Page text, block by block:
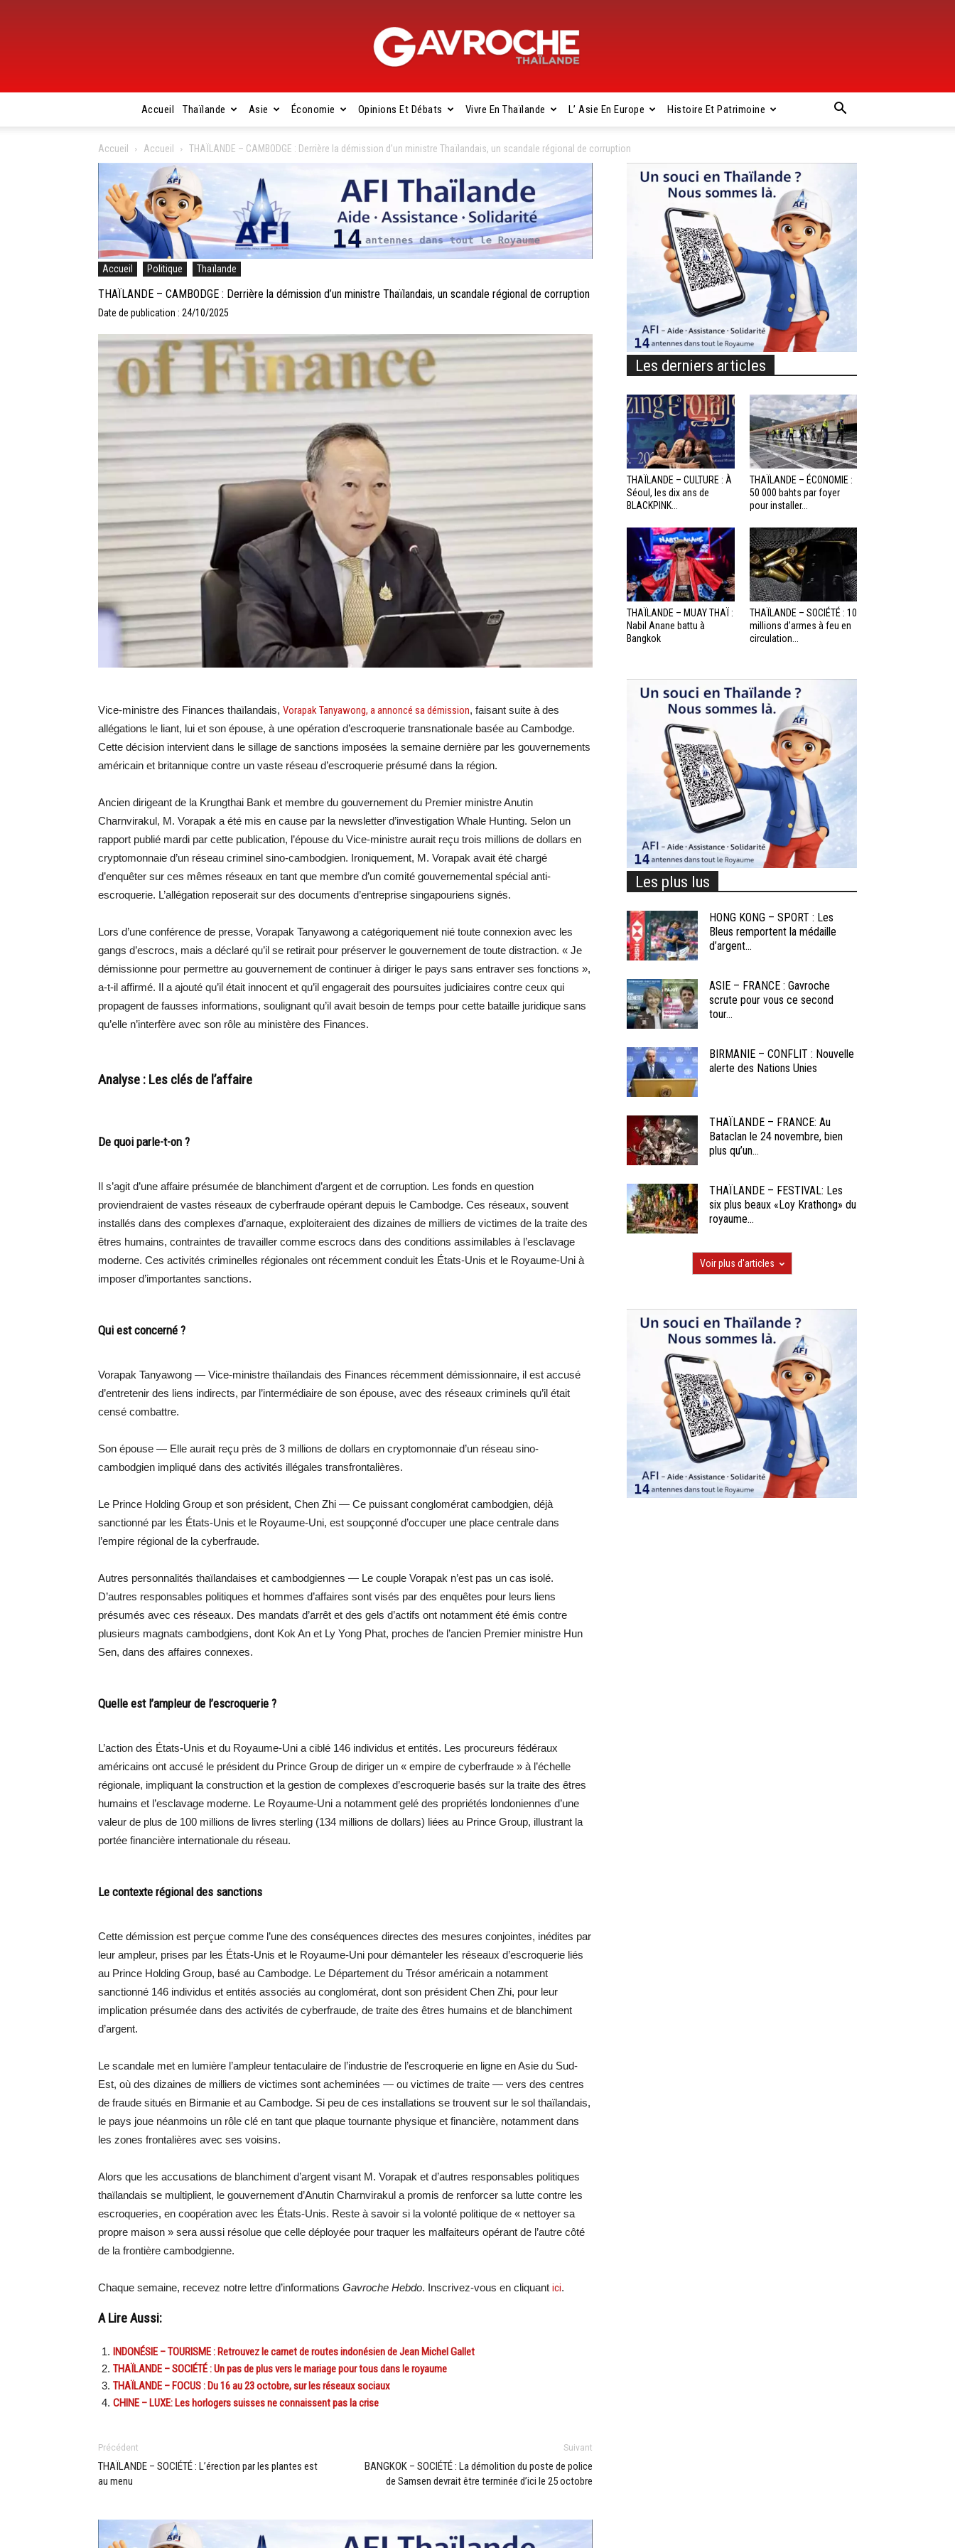
Gavroche
Thaïlande
Accueil Thaïlande Asie Économie Opinions Et Débats Vivre En Thaïlande L’ Asie En Europe Histoire Et Patrimoine
Accueil Accueil THAÏLANDE – CAMBODGE : Derrière la démission d’un ministre Thaïlandais, un scandale régional de corruption
Accueil Politique Thaïlande
THAÏLANDE – CAMBODGE : Derrière la démission d’un ministre Thaïlandais, un scandale régional de corruption
Date de publication : 24/10/2025
Vice-ministre des Finances thaïlandais, Vorapak Tanyawong, a annoncé sa démission, faisant suite à des
allégations le liant, lui et son épouse, à une opération d’escroquerie transnationale basée au Cambodge.
Cette décision intervient dans le sillage de sanctions imposées la semaine dernière par les gouvernements
américain et britannique contre un vaste réseau d’escroquerie présumé dans la région.
Ancien dirigeant de la Krungthai Bank et membre du gouvernement du Premier ministre Anutin
Charnvirakul, M. Vorapak a été mis en cause par la newsletter d’investigation Whale Hunting. Selon un
rapport publié mardi par cette publication, l’épouse du Vice-ministre aurait reçu trois millions de dollars en
cryptomonnaie d’un réseau criminel sino-cambodgien. Ironiquement, M. Vorapak avait été chargé
d’enquêter sur ces mêmes réseaux en tant que membre d’un comité gouvernemental spécial anti-
escroquerie. L’allégation reposerait sur des documents d’entreprise singapouriens signés.
Lors d’une conférence de presse, Vorapak Tanyawong a catégoriquement nié toute connexion avec les
gangs d’escrocs, mais a déclaré qu’il se retirait pour préserver le gouvernement de toute distraction. « Je
démissionne pour permettre au gouvernement de continuer à diriger le pays sans entraver ses fonctions »,
a-t-il affirmé. Il a ajouté qu’il était innocent et qu’il engagerait des poursuites judiciaires contre ceux qui
propagent de fausses informations, soulignant qu’il avait besoin de temps pour cette bataille juridique sans
qu’elle n’interfère avec son rôle au ministère des Finances.
Analyse : Les clés de l’affaire
De quoi parle-t-on ?
Il s’agit d’une affaire présumée de blanchiment d’argent et de corruption. Les fonds en question
proviendraient de vastes réseaux de cyberfraude opérant depuis le Cambodge. Ces réseaux, souvent
installés dans des complexes d’arnaque, exploiteraient des dizaines de milliers de victimes de la traite des
êtres humains, contraintes de travailler comme escrocs dans des conditions assimilables à l’esclavage
moderne. Ces activités criminelles régionales ont récemment conduit les États-Unis et le Royaume-Uni à
imposer d’importantes sanctions.
Qui est concerné ?
Vorapak Tanyawong — Vice-ministre thaïlandais des Finances récemment démissionnaire, il est accusé
d’entretenir des liens indirects, par l’intermédiaire de son épouse, avec des réseaux criminels qu’il était
censé combattre.
Son épouse — Elle aurait reçu près de 3 millions de dollars en cryptomonnaie d’un réseau sino-
cambodgien impliqué dans des activités illégales transfrontalières.
Le Prince Holding Group et son président, Chen Zhi — Ce puissant conglomérat cambodgien, déjà
sanctionné par les États-Unis et le Royaume-Uni, est soupçonné d’occuper une place centrale dans
l’empire régional de la cyberfraude.
Autres personnalités thaïlandaises et cambodgiennes — Le couple Vorapak n’est pas un cas isolé.
D’autres responsables politiques et hommes d’affaires sont visés par des enquêtes pour leurs liens
présumés avec ces réseaux. Des mandats d’arrêt et des gels d’actifs ont notamment été émis contre
plusieurs magnats cambodgiens, dont Kok An et Ly Yong Phat, proches de l’ancien Premier ministre Hun
Sen, dans des affaires connexes.
Quelle est l’ampleur de l’escroquerie ?
L’action des États-Unis et du Royaume-Uni a ciblé 146 individus et entités. Les procureurs fédéraux
américains ont accusé le président du Prince Group de diriger un « empire de cyberfraude » à l’échelle
régionale, impliquant la construction et la gestion de complexes d’escroquerie basés sur la traite des êtres
humains et l’esclavage moderne. Le Royaume-Uni a notamment gelé des propriétés londoniennes d’une
valeur de plus de 100 millions de livres sterling (134 millions de dollars) liées au Prince Group, illustrant la
portée financière internationale du réseau.
Le contexte régional des sanctions
Cette démission est perçue comme l’une des conséquences directes des mesures conjointes, inédites par
leur ampleur, prises par les États-Unis et le Royaume-Uni pour démanteler les réseaux d’escroquerie liés
au Prince Holding Group, basé au Cambodge. Le Département du Trésor américain a notamment
sanctionné 146 individus et entités associés au conglomérat, dont son président Chen Zhi, pour leur
implication présumée dans des activités de cyberfraude, de traite des êtres humains et de blanchiment
d’argent.
Le scandale met en lumière l’ampleur tentaculaire de l’industrie de l’escroquerie en ligne en Asie du Sud-
Est, où des dizaines de milliers de victimes sont acheminées — ou victimes de traite — vers des centres
de fraude situés en Birmanie et au Cambodge. Si peu de ces installations se trouvent sur le sol thaïlandais,
le pays joue néanmoins un rôle clé en tant que plaque tournante physique et financière, notamment dans
les zones frontalières avec ses voisins.
Alors que les accusations de blanchiment d’argent visant M. Vorapak et d’autres responsables politiques
thaïlandais se multiplient, le gouvernement d’Anutin Charnvirakul a promis de renforcer sa lutte contre les
escroqueries, en coopération avec les États-Unis. Reste à savoir si la volonté politique de « nettoyer sa
propre maison » sera aussi résolue que celle déployée pour traquer les malfaiteurs opérant de l’autre côté
de la frontière cambodgienne.
Chaque semaine, recevez notre lettre d’informations Gavroche Hebdo. Inscrivez-vous en cliquant ici.
A Lire Aussi:
INDONÉSIE – TOURISME : Retrouvez le carnet de routes indonésien de Jean Michel Gallet
THAÏLANDE – SOCIÉTÉ : Un pas de plus vers le mariage pour tous dans le royaume
THAÏLANDE – FOCUS : Du 16 au 23 octobre, sur les réseaux sociaux
CHINE – LUXE: Les horlogers suisses ne connaissent pas la crise
Précédent
THAÏLANDE – SOCIÉTÉ : L’érection par les plantes est
au menu
Suivant
BANGKOK – SOCIÉTÉ : La démolition du poste de police
de Samsen devrait être terminée d’ici le 25 octobre
Les derniers articles
THAÏLANDE – CULTURE : À
Séoul, les dix ans de
BLACKPINK...
THAÏLANDE – ÉCONOMIE :
50 000 bahts par foyer
pour installer...
THAÏLANDE – MUAY THAÏ :
Nabil Anane battu à
Bangkok
THAÏLANDE – SOCIÉTÉ : 10
millions d’armes à feu en
circulation...
Les plus lus
HONG KONG – SPORT : Les
Bleus remportent la médaille
d’argent...
ASIE – FRANCE : Gavroche
scrute pour vous ce second
tour...
BIRMANIE – CONFLIT : Nouvelle
alerte des Nations Unies
THAÏLANDE – FRANCE: Au
Bataclan le 24 novembre, bien
plus qu’un...
THAÏLANDE – FESTIVAL: Les
six plus beaux «Loy Krathong» du
royaume...
Voir plus d'articles